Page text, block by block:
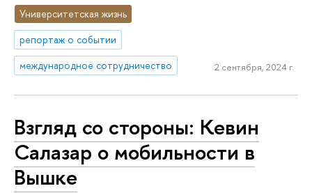
Университетская жизнь
репортаж о событии
международное сотрудничество
2 сентября, 2024 г.
Взгляд со стороны: Кевин
Салазар о мобильности в
Вышке